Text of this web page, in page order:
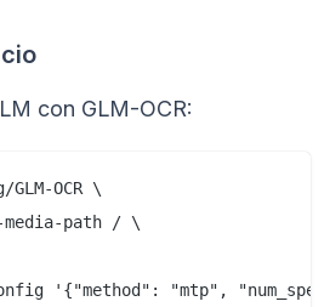
con GLM-OCR:
OCR \
path / \